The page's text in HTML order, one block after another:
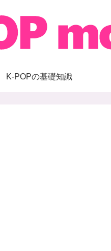
K-POPの基礎知識